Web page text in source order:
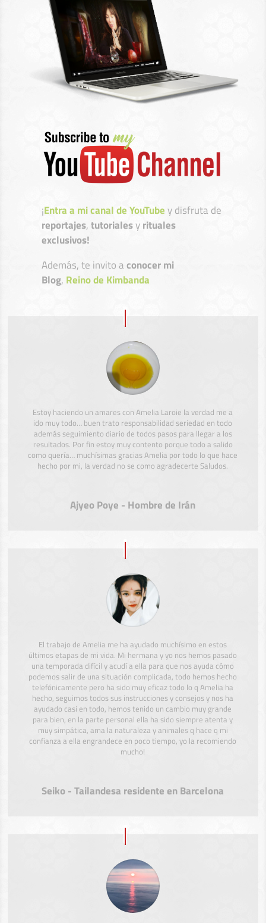
¡Entra a mi canal de YouTubey disfruta de
reportajes,tutorialesyrituales
exclusivos!
Además, te invito aconocer mi
Blog, Reino de Kimbanda
Estoy haciendo un amares con Amelia Laroie la verdad me a
ido muy todo… buen trato responsabilidad seriedad en todo
además seguimiento diario de todos pasos para llegar a los
resultados. Por fin estoy muy contento porque todo a salido
como quería… muchísimas gracias Amelia por todo lo que hace
hecho por mi, la verdad no se como agradecerte Saludos.
Ajyeo Poye - Hombre de Irán
El trabajo de Amelia me ha ayudado muchísimo en estos
últimos etapas de mi vida. Mi hermana y yo nos hemos pasado
una temporada difícil y acudí a ella para que nos ayuda cómo
podemos salir de una situación complicada, todo hemos hecho
telefónicamente pero ha sido muy eficaz todo lo q Amelia ha
hecho, seguimos todos sus instrucciones y consejos y nos ha
ayudado casi en todo, hemos tenido un cambio muy grande
para bien, en la parte personal ella ha sido siempre atenta y
muy simpática, ama la naturaleza y animales q hace q mi
confianza a ella engrandece en poco tiempo, yo la recomiendo
mucho!
Seiko - Tailandesa residente en Barcelona